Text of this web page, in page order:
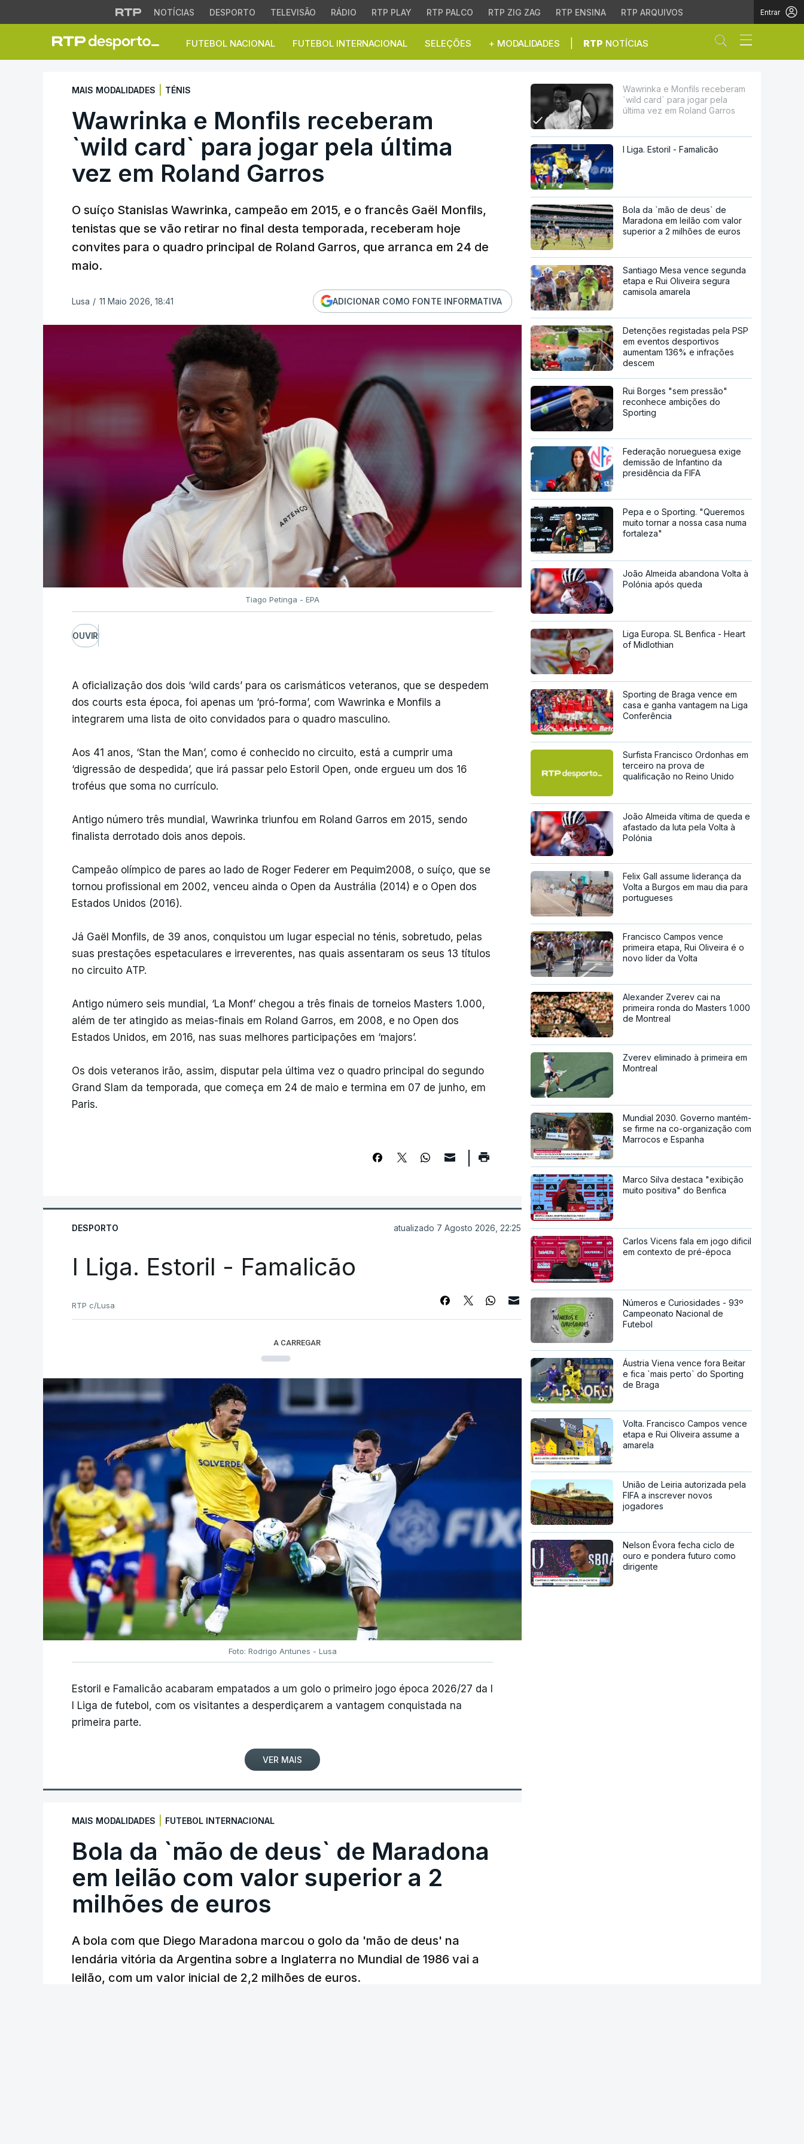
NOTÍCIAS DESPORTO TELEVISÃO RÁDIO RTP PLAY RTP PALCO RTP ZIG ZAG RTP ENSINA RTP ARQUIVOS Entrar
FUTEBOL NACIONAL FUTEBOL INTERNACIONAL SELEÇÕES + MODALIDADES RTP NOTÍCIAS Abrir campo
Wawrinka e Monfils receberam `wild card` para jogar pela última
MAIS MODALIDADES TÉNIS
Wawrinka e Monfils receberam
`wild card` para jogar pela última
vez em Roland Garros
O suíço Stanislas Wawrinka, campeão em 2015, e o francês Gaël Monfils,
tenistas que se vão retirar no final desta temporada, receberam hoje
convites para o quadro principal de Roland Garros, que arranca em 24 de
maio.
Lusa / 11 Maio 2026, 18:41 ADICIONAR COMO FONTE INFORMATIVA
Tiago Petinga - EPA
OUVIR
A oficialização dos dois ‘wild cards’ para os carismáticos veteranos, que se despedem
dos courts esta época, foi apenas um ‘pró-forma’, com Wawrinka e Monfils a
integrarem uma lista de oito convidados para o quadro masculino.
Aos 41 anos, ‘Stan the Man’, como é conhecido no circuito, está a cumprir uma
‘digressão de despedida’, que irá passar pelo Estoril Open, onde ergueu um dos 16
troféus que soma no currículo.
Antigo número três mundial, Wawrinka triunfou em Roland Garros em 2015, sendo
finalista derrotado dois anos depois.
Campeão olímpico de pares ao lado de Roger Federer em Pequim2008, o suíço, que se
tornou profissional em 2002, venceu ainda o Open da Austrália (2014) e o Open dos
Estados Unidos (2016).
Já Gaël Monfils, de 39 anos, conquistou um lugar especial no ténis, sobretudo, pelas
suas prestações espetaculares e irreverentes, nas quais assentaram os seus 13 títulos
no circuito ATP.
Antigo número seis mundial, ‘La Monf’ chegou a três finais de torneios Masters 1.000,
além de ter atingido as meias-finais em Roland Garros, em 2008, e no Open dos
Estados Unidos, em 2016, nas suas melhores participações em ‘majors’.
Os dois veteranos irão, assim, disputar pela última vez o quadro principal do segundo
Grand Slam da temporada, que começa em 24 de maio e termina em 07 de junho, em
Paris.
DESPORTO atualizado 7 Agosto 2026, 22:25
I Liga. Estoril - Famalicão
RTP c/Lusa
A CARREGAR
Foto: Rodrigo Antunes - Lusa
Estoril e Famalicão acabaram empatados a um golo o primeiro jogo época 2026/27 da I
I Liga de futebol, com os visitantes a desperdiçarem a vantagem conquistada na
primeira parte.
VER MAIS
MAIS MODALIDADES FUTEBOL INTERNACIONAL
Bola da `mão de deus` de Maradona
em leilão com valor superior a 2
milhões de euros
A bola com que Diego Maradona marcou o golo da 'mão de deus' na
lendária vitória da Argentina sobre a Inglaterra no Mundial de 1986 vai a
leilão, com um valor inicial de 2,2 milhões de euros.
Wawrinka e Monfils receberam
`wild card` para jogar pela
última vez em Roland Garros
I Liga. Estoril - Famalicão
Bola da `mão de deus` de
Maradona em leilão com valor
superior a 2 milhões de euros
Santiago Mesa vence segunda
etapa e Rui Oliveira segura
camisola amarela
Detenções registadas pela PSP
em eventos desportivos
aumentam 136% e infrações
descem
Rui Borges "sem pressão"
reconhece ambições do
Sporting
Federação norueguesa exige
demissão de Infantino da
presidência da FIFA
Pepa e o Sporting. "Queremos
muito tornar a nossa casa numa
fortaleza"
João Almeida abandona Volta à
Polónia após queda
Liga Europa. SL Benfica - Heart
of Midlothian
Sporting de Braga vence em
casa e ganha vantagem na Liga
Conferência
Surfista Francisco Ordonhas em
terceiro na prova de
qualificação no Reino Unido
João Almeida vítima de queda e
afastado da luta pela Volta à
Polónia
Felix Gall assume liderança da
Volta a Burgos em mau dia para
portugueses
Francisco Campos vence
primeira etapa, Rui Oliveira é o
novo líder da Volta
Alexander Zverev cai na
primeira ronda do Masters 1.000
de Montreal
Zverev eliminado à primeira em
Montreal
Mundial 2030. Governo mantém-
se firme na co-organização com
Marrocos e Espanha
Marco Silva destaca "exibição
muito positiva" do Benfica
Carlos Vicens fala em jogo dificil
em contexto de pré-época
Números e Curiosidades - 93º
Campeonato Nacional de
Futebol
Áustria Viena vence fora Beitar
e fica `mais perto` do Sporting
de Braga
Volta. Francisco Campos vence
etapa e Rui Oliveira assume a
amarela
União de Leiria autorizada pela
FIFA a inscrever novos
jogadores
Nelson Évora fecha ciclo de
ouro e pondera futuro como
dirigente